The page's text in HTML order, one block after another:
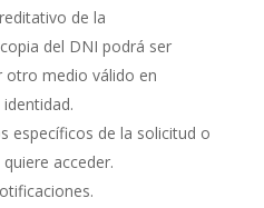
de la
del DNI podrá ser
otro medio válido en
específicos de la solicitud o
acceder.